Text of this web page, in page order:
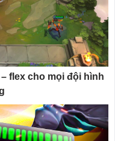
flex cho mọi đội hình